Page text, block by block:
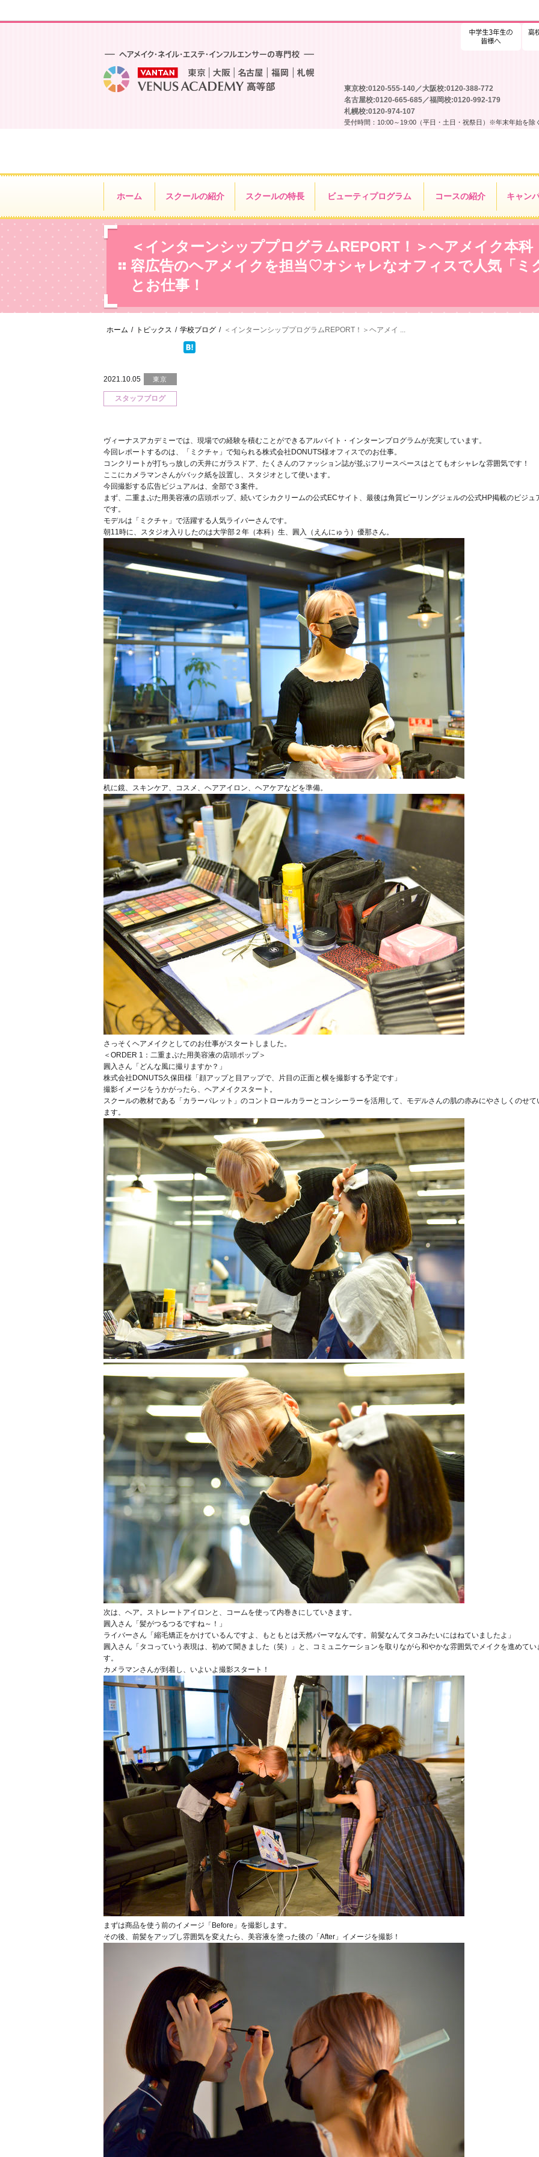
高
東京校:0120-555-140／大阪校:0120-388-772
名古屋校:0120-665-685／福岡校:0120-992-179
札幌校:0120-974-107
受付時間：10:00～19:00（平日・土日・祝祭日）※年末年始を除
ホーム スクールの紹介 スクールの特長 ビューティプログラム コースの紹介 キャン
＜インターンシッププログラムREPORT！＞ヘアメイク本科
容広告のヘアメイクを担当♡オシャレなオフィスで人気「ミ
とお仕事！
ホーム / トピックス / 学校ブログ / ＜インターンシッププログラムREPORT！＞ヘアメイ ...
2021.10.05 東京
スタッフブログ
ヴィーナスアカデミーでは、現場での経験を積むことができるアルバイト・インターンプログラムが充実しています。
今回レポートするのは、「ミクチャ」で知られる株式会社DONUTS様オフィスでのお仕事。
コンクリートが打ちっ放しの天井にガラスドア、たくさんのファッション誌が並ぶフリースペースはとてもオシャレな雰囲気です！
ここにカメラマンさんがバック紙を設置し、スタジオとして使います。
今回撮影する広告ビジュアルは、全部で３案件。
まず、二重まぶた用美容液の店頭ポップ、続いてシカクリームの公式ECサイト、最後は角質ピーリングジェルの公式HP掲載のビジュ
です。
モデルは「ミクチャ」で活躍する人気ライバーさんです。
朝11時に、スタジオ入りしたのは大学部２年（本科）生、圓入（えんにゅう）優那さん。
机に鏡、スキンケア、コスメ、ヘアアイロン、ヘアケアなどを準備。
さっそくヘアメイクとしてのお仕事がスタートしました。
＜ORDER 1：二重まぶた用美容液の店頭ポップ＞
圓入さん「どんな風に撮りますか？」
株式会社DONUTS久保田様「顔アップと目アップで、片目の正面と横を撮影する予定です」
撮影イメージをうかがったら、ヘアメイクスタート。
スクールの教材である「カラーパレット」のコントロールカラーとコンシーラーを活用して、モデルさんの肌の赤みにやさしくのせて
ます。
次は、ヘア。ストレートアイロンと、コームを使って内巻きにしていきます。
圓入さん「髪がつるつるですね～！」
ライバーさん「縮毛矯正をかけているんですよ、もともとは天然パーマなんです。前髪なんてタコみたいにはねていましたよ」
圓入さん「タコっていう表現は、初めて聞きました（笑）」と、コミュニケーションを取りながら和やかな雰囲気でメイクを進めてい
す。
カメラマンさんが到着し、いよいよ撮影スタート！
まずは商品を使う前のイメージ「Before」を撮影します。
その後、前髪をアップし雰囲気を変えたら、美容液を塗った後の「After」イメージを撮影！